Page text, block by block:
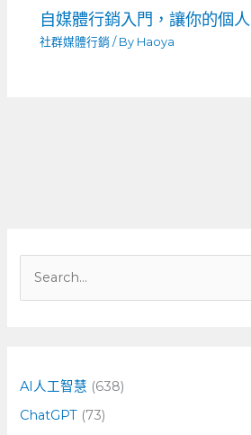
自媒體行銷入門，讓你的個
社群媒體行銷 / By Haoya
字
:
AI人工智慧 (638)
ChatGPT (73)